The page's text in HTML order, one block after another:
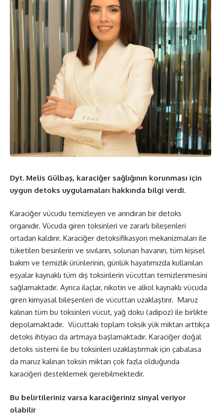
Dyt. Melis Gülbaş, karaciğer sağlığının korunması için
uygun detoks uygulamaları hakkında bilgi verdi.
Karaciğer vücudu temizleyen ve arındıran bir detoks
organıdır. Vücuda giren toksinleri ve zararlı bileşenleri
ortadan kaldırır. Karaciğer detoksifikasyon mekanizmaları ile
tüketilen besinlerin ve sıvıların, solunan havanın, tüm kişisel
bakım ve temizlik ürünlerinin, günlük hayatımızda kullanılan
eşyalar kaynaklı tüm dış toksinlerin vücuttan temizlenmesini
sağlamaktadır. Ayrıca ilaçlar, nikotin ve alkol kaynaklı vücuda
giren kimyasal bileşenleri de vücuttan uzaklaştırır. Maruz
kalınan tüm bu toksinleri vücut, yağ doku (adipoz) ile birlikte
depolamaktadır. Vücuttaki toplam toksik yük miktarı arttıkça
detoks ihtiyacı da artmaya başlamaktadır. Karaciğer doğal
detoks sistemi ile bu toksinleri uzaklaştırmak için çabalasa
da maruz kalınan toksin miktarı çok fazla olduğunda
karaciğeri desteklemek gerebilmektedir.
Bu belirtileriniz varsa karaciğeriniz sinyal veriyor
olabilir